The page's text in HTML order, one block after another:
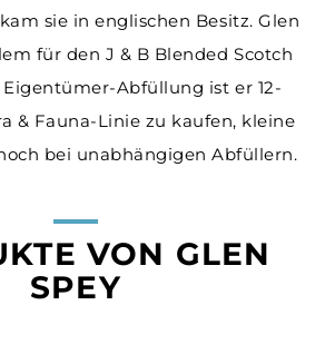
sie in englischen Besitz. Glen
für den J & B Blended Scotch
Abfüllung ist er 12-
& Fauna-Linie zu kaufen, kleine
bei unabhängigen Abfüllern.
VON GLEN
SPEY